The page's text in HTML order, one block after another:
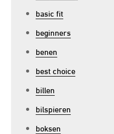
basic fit
beginners
benen
best choice
billen
bilspieren
boksen